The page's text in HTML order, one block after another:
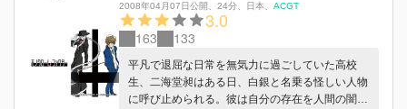
2008年04月07日公開、 24分、 日本、 ACGT
3.0
163 133
平凡で退屈な日常を無気力に過ごしていた高校
生、二海堂昶はある日、白銀と名乗る怪しい人物
に呼び止められる。彼は自分の存在を人間の闇・